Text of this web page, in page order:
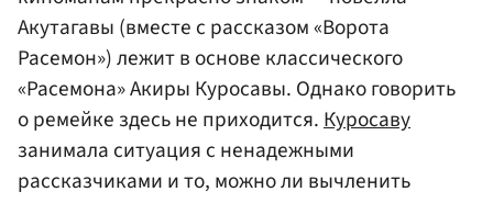
Акутагавы (вместе с рассказом «Ворота
Расемон») лежит в основе классического
«Расемона» Акиры Куросавы. Однако говорить
о ремейке здесь не приходится.Куросаву
занимала ситуация с ненадежными
рассказчиками и то, можно ли вычленить